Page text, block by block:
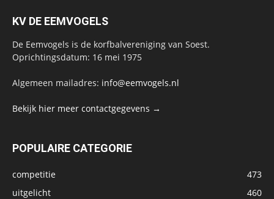
KV DE EEMVOGELS
De Eemvogels is de korfbalvereniging van Soest.
Oprichtingsdatum: 16 mei 1975
Algemeen mailadres: info@eemvogels.nl
Bekijk hier meer contactgegevens →
POPULAIRE CATEGORIE
competitie
473
uitgelicht
460